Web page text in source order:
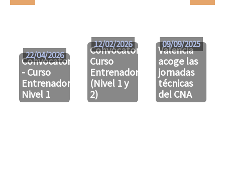
Convocatoria
- Curso
Entrenador/a
Nivel 1
22/04/2026
Convocatoria
Curso
Entrenador
(Nivel 1 y
2)
12/02/2026
Valencia
acoge las
jornadas
técnicas
del CNA
09/09/2025